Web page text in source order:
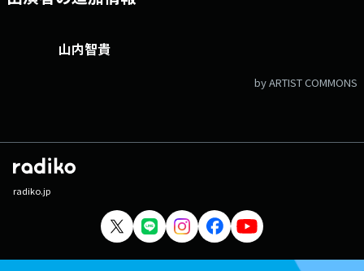
山内智貴
by ARTIST COMMONS
radiko.jp